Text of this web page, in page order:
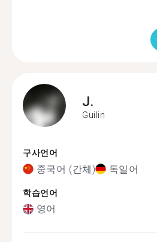
J.
Guilin
구사언어
중국어 (간체) 독일어
학습언어
영어